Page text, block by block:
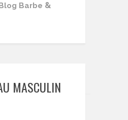
Barbe &
MASCULIN